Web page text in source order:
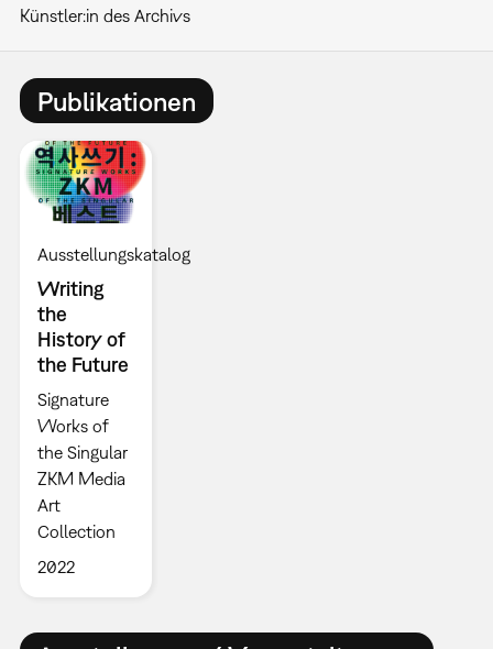
Künstler:in des Archivs
Publikationen
Ausstellungskatalog
Writing
the
History of
the Future
Signature
Works of
the Singular
ZKM Media
Art
Collection
2022